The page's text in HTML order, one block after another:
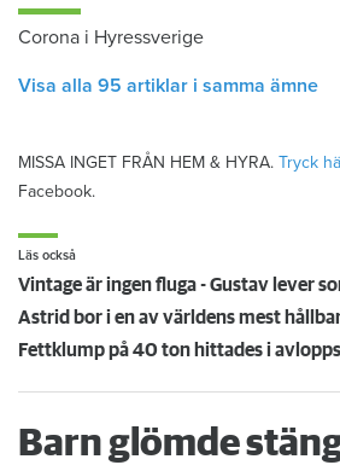
Corona i Hyressverige
Visa alla 95 artiklar i samma ämne
MISSA INGET FRÅN HEM & HYRA. Tryck
Facebook.
Läs också
Vintage är ingen fluga - Gustav lever
Barn glömde